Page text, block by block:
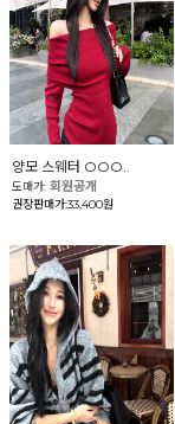
양모 스웨터 OOO..
도매가: 회원공개
권장판매가:33,400원